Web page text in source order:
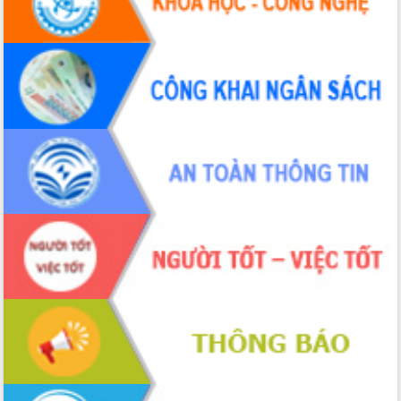
Hội thảo khoa học “Giải pháp thúc đẩy
phát triển nền kinh tế xanh tại tỉnh
Đắk Lắk”
Tăng cường giám sát, đôn đốc thực
hiện nhiệm vụ quản lý tài sản công
hàng tuần
Tháo gỡ những vướng mắc, đẩy mạnh
công tác cải cách thủ tục hành chính
tại Trung tâm Phục vụ hành chính
công tỉnh
Đắk Lắk: Tôn vinh 46 giải pháp tại Hội
thi Sáng tạo Kỹ thuật 2024 - 2025
Đắk Lắk rà soát, điều chỉnh Đề án 190
về phát triển nuôi trồng thủy sản
Phó Chủ tịch UBND tỉnh Đắk Lắk
Trương Công Thái kiểm tra thực địa
Dự án cao tốc Khánh Hòa - Buôn Ma
Thuột
Định vị cà phê Việt Nam như một “di
sản sống” trong dòng chảy toàn cầu